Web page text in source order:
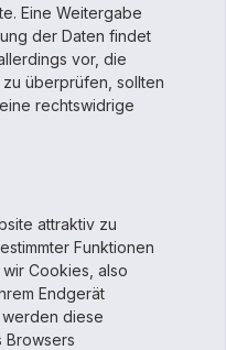
Eine Weitergabe
der Daten findet
vor, die
überprüfen, sollten
rechtswidrige
attraktiv zu
Funktionen
Cookies, also
Endgerät
diese
Browsers